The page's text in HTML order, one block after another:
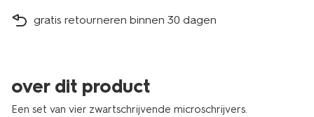
gratis retourneren binnen 30 dagen
over dit product
Een set van vier zwartschrijvende microschrijvers.